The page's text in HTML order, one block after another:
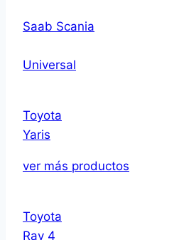
Saab Scania
Universal
Toyota
Yaris
ver más productos
Toyota
Rav 4